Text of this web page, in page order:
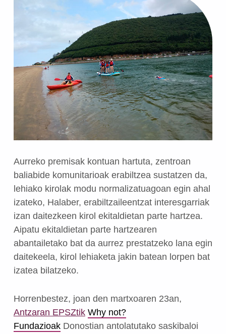
Aurreko premisak kontuan hartuta, zentroan
baliabide komunitarioak erabiltzea sustatzen da,
lehiako kirolak modu normalizatuagoan egin ahal
izateko, Halaber, erabiltzaileentzat interesgarriak
izan daitezkeen kirol ekitaldietan parte hartzea.
Aipatu ekitaldietan parte hartzearen
abantailetako bat da aurrez prestatzeko lana egin
daitekeela, kirol lehiaketa jakin batean lorpen bat
izatea bilatzeko.
Horrenbestez, joan den martxoaren 23an,
Antzaran EPSZtik Why not?
FundazioakDonostian antolatutako saskibaloi